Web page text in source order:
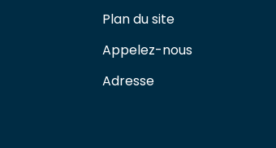
Plan du site
Appelez-nous
Adresse